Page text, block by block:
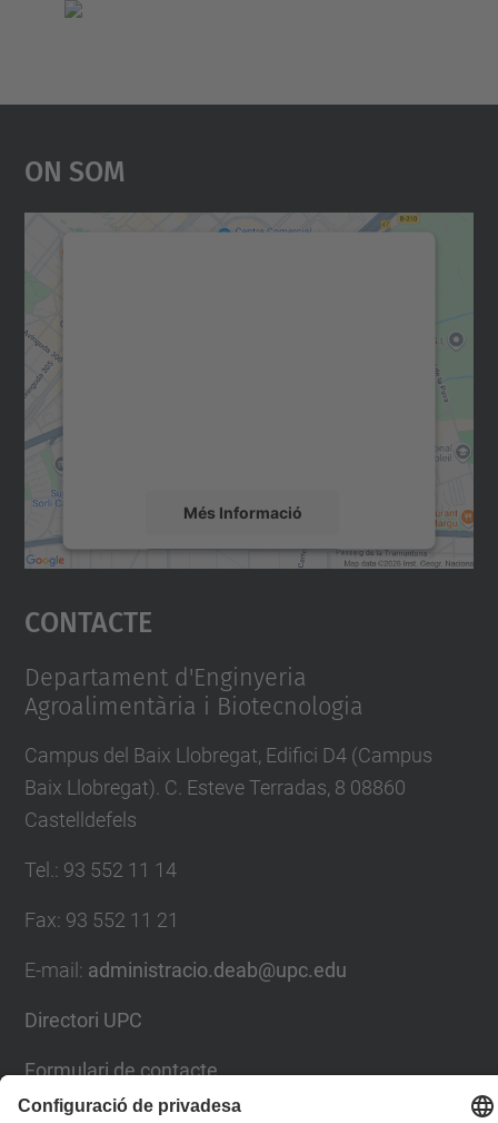
On Som
Més Informació
Accepta
powered by
Contacte
Departament d'Enginyeria
Agroalimentària i Biotecnologia
Campus del Baix Llobregat, Edifici D4 (Campus
Baix Llobregat). C. Esteve Terradas, 8 08860
Castelldefels
Tel. : 93 552 11 14
Fax: 93 552 11 21
E-mail : administracio.deab@upc.edu
Directori UPC
Formulari de contacte